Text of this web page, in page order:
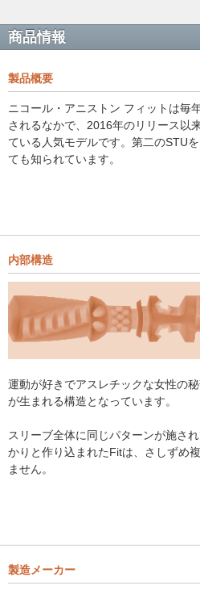
商品情報
製品概要
ニコール・アニストン フィットは毎
されるなかで、2016年のリリース以
ている人気モデルです。第二のSTU
ても知られています。
内部構造
運動が好きでアスレチックな女性の
が生まれる構造となっています。
スリーブ全体に同じパターンが施さ
かりと作り込まれたFitは、さしずめ
ません。
製造メーカー